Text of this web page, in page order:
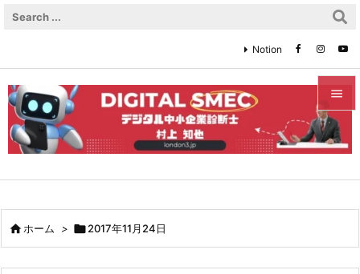


メニュ


次へ
Notion
ホーム > 2017年11月24日